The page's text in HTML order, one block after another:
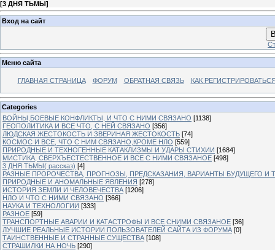
[3 ДНЯ ТЬМЫ]
Вход на сайт
Меню сайта
ГЛАВНАЯ СТРАНИЦА ФОРУМ ОБРАТНАЯ СВЯЗЬ КАК
Categories
ВОЙНЫ,БОЕВЫЕ КОНФЛИКТЫ, И ЧТО С НИМИ СВЯЗАНО [1138]
ГЕОПОЛИТИКА И ВСЕ ЧТО, С НЕЙ СВЯЗАНО [356]
ЛЮДСКАЯ ЖЕСТОКОСТЬ И ЗВЕРИНАЯ ЖЕСТОКОСТЬ [74]
КОСМОС И ВСЕ, ЧТО С НИМ СВЯЗАНО,КРОМЕ НЛО [559]
ПРИРОДНЫЕ И ТЕХНОГЕННЫЕ КАТАКЛИЗМЫ И УДАРЫ СТИХИИ [1684]
МИСТИКА, СВЕРХЪЕСТЕСТВЕННОЕ И ВСЕ С НИМИ СВЯЗАНОЕ [498]
3 ДНЯ ТЬМЫ( рассказ) [4]
РАЗНЫЕ ПРОРОЧЕСТВА, ПРОГНОЗЫ, ПРЕДСКАЗАНИЯ, ВАРИАНТЫ БУДУЩЕГО И
ПРИРОДНЫЕ И АНОМАЛЬНЫЕ ЯВЛЕНИЯ [278]
ИСТОРИЯ ЗЕМЛИ И ЧЕЛОВЕЧЕСТВА [1206]
НЛО И ЧТО С НИМИ СВЯЗАНО [366]
НАУКА И ТЕХНОЛОГИИ [333]
РАЗНОЕ [59]
ТРАНСПОРТНЫЕ АВАРИИ И КАТАСТРОФЫ И ВСЕ СНИМИ СВЯЗАНОЕ [36]
ЛУЧШИЕ РЕАЛЬНЫЕ ИСТОРИИ ПОЛЬЗОВАТЕЛЕЙ САЙТА ИЗ ФОРУМА [0]
ТАИНСТВЕННЫЕ И СТРАННЫЕ СУЩЕСТВА [108]
СТРАШИЛКИ НА НОЧЬ [290]